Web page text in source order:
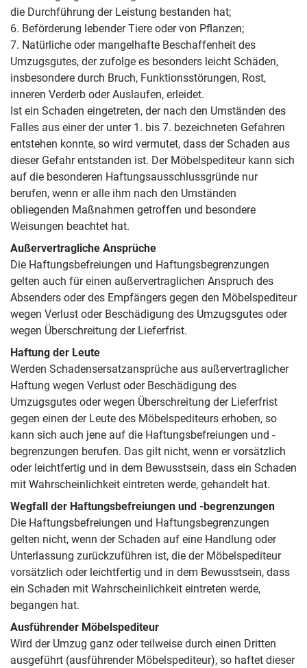
die Durchführung der Leistung bestanden hat;
6. Beförderung lebender Tiere oder von Pflanzen;
7. Natürliche oder mangelhafte Beschaffenheit des
Umzugsgutes, der zufolge es besonders leicht Schäden,
insbesondere durch Bruch, Funktionsstörungen, Rost,
inneren Verderb oder Auslaufen, erleidet.
Ist ein Schaden eingetreten, der nach den Umständen des
Falles aus einer der unter 1. bis 7. bezeichneten Gefahren
entstehen konnte, so wird vermutet, dass der Schaden aus
dieser Gefahr entstanden ist. Der Möbelspediteur kann sich
auf die besonderen Haftungsausschlussgründe nur
berufen, wenn er alle ihm nach den Umständen
obliegenden Maßnahmen getroffen und besondere
Weisungen beachtet hat.
Außervertragliche Ansprüche
Die Haftungsbefreiungen und Haftungsbegrenzungen
gelten auch für einen außervertraglichen Anspruch des
Absenders oder des Empfängers gegen den Möbelspediteur
wegen Verlust oder Beschädigung des Umzugsgutes oder
wegen Überschreitung der Lieferfrist.
Haftung der Leute
Werden Schadensersatzansprüche aus außervertraglicher
Haftung wegen Verlust oder Beschädigung des
Umzugsgutes oder wegen Überschreitung der Lieferfrist
gegen einen der Leute des Möbelspediteurs erhoben, so
kann sich auch jene auf die Haftungsbefreiungen und -
begrenzungen berufen. Das gilt nicht, wenn er vorsätzlich
oder leichtfertig und in dem Bewusstsein, dass ein Schaden
mit Wahrscheinlichkeit eintreten werde, gehandelt hat.
Wegfall der Haftungsbefreiungen und -begrenzungen
Die Haftungsbefreiungen und Haftungsbegrenzungen
gelten nicht, wenn der Schaden auf eine Handlung oder
Unterlassung zurückzuführen ist, die der Möbelspediteur
vorsätzlich oder leichtfertig und in dem Bewusstsein, dass
ein Schaden mit Wahrscheinlichkeit eintreten werde,
begangen hat.
Ausführender Möbelspediteur
Wird der Umzug ganz oder teilweise durch einen Dritten
ausgeführt (ausführender Möbelspediteur), so haftet dieser